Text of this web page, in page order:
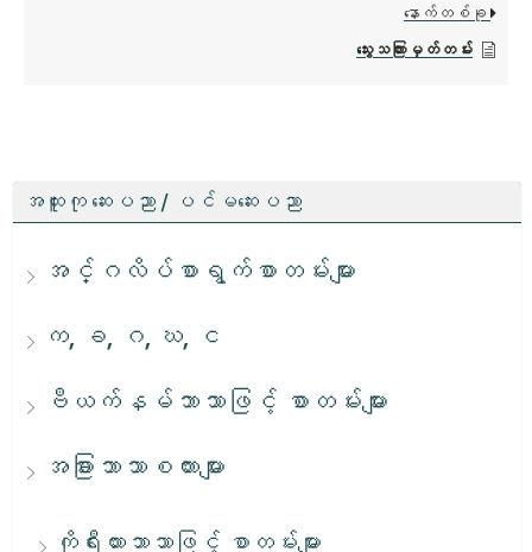
အထူးကု ဆေးပညာ / ပင်မဆေးပညာ
အင်္ဂလိပ်စာရွက်စာတမ်းများ
က, ခ, ဂ, ဃ, င
ဗီယက်နမ်ဘာသာဖြင့် စာတမ်းများ
အခြားဘာသာစကားများ
ကိုရီးယားဘာသာဖြင့် စာတမ်းများ
နောက်တစ်ခု
သွေးသကြားမှတ်တမ်း